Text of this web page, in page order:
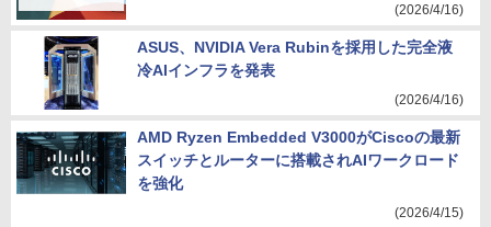
(2026/4/16)
ASUS、NVIDIA Vera Rubinを採用した完全液
冷AIインフラを発表
(2026/4/16)
AMD Ryzen Embedded V3000がCiscoの最新
スイッチとルーターに搭載されAIワークロード
を強化
(2026/4/15)